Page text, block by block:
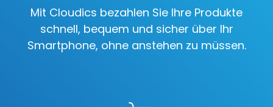
Mit Cloudics bezahlen Sie Ihre Produkte
schnell, bequem und sicher über Ihr
Smartphone, ohne anstehen zu müssen.